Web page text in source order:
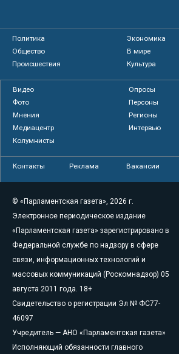
Политика
Экономика
Общество
В мире
Происшествия
Культура
Видео
Опросы
Фото
Персоны
Мнения
Регионы
Медиацентр
Интервью
Колумнисты
Контакты Реклама Вакансии
© «Парламентская газета», 2026 г.
Электронное периодическое издание
«Парламентская газета» зарегистрировано в
Федеральной службе по надзору в сфере
связи, информационных технологий и
массовых коммуникаций (Роскомнадзор) 05
августа 2011 года. 18+
Свидетельство о регистрации Эл № ФС77-
46097
Учредитель — АНО «Парламентская газета»
Исполняющий обязанности главного